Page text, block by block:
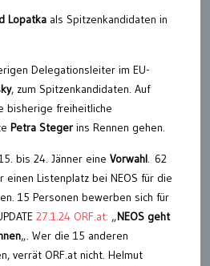
Lopatka als Spitzenkandidaten in
Delegationsleiter im EU-
, zum Spitzenkandidaten. Auf
bisherige freiheitliche
Petra Steger ins Rennen gehen.
bis 24. Jänner eine Vorwahl. 62
einen Listenplatz bei NEOS für die
15 Personen bewerben sich für
27.1.24 ORF.at: „NEOS geht
„. Wer die 15 anderen
verrät ORF.at nicht. Helmut